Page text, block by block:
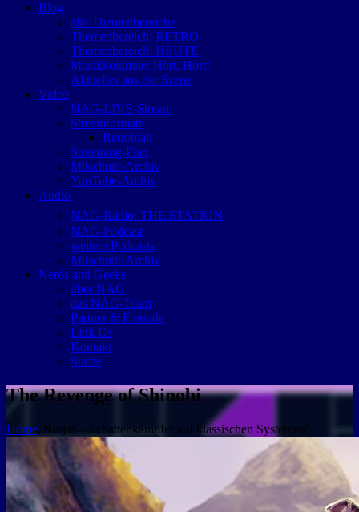
Blog
alle Themenbereiche
Themenbereich: RETRO
Themenbereich: HEUTE
Musikkolumne: Hört, Hört!
Aktuelles aus der Szene
Video
NAG-LIVE-Stream
Streamformate
Retroblah
Streaming-Plan
Mitschnitt-Archiv
YouTube-Archiv
Audio
NAG-Radio: THE STATION
NAG-Podcast
weitere Podcasts
Mitschnitt-Archiv
Nerds and Geeks
über NAG
das NAG-Team
Partner & Freunde
Link Us
Kontakt
Suche
The Revenge of Shinobi
Home„Ninjas – Schattenkämpfer auf klassischen Systemen“